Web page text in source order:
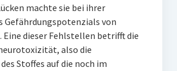
machte sie bei ihrer
Gefährdungspotenzials von
Eine dieser Fehlstellen betrifft die
also die
Stoffes auf die noch im